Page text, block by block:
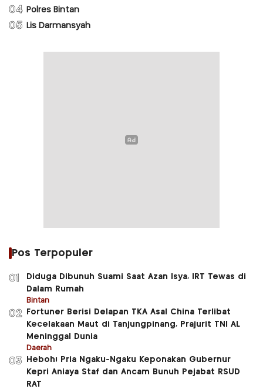
04 Polres Bintan
05 Lis Darmansyah
Pos Terpopuler
01
Diduga Dibunuh Suami Saat Azan Isya, IRT Tewas di
Dalam Rumah
Bintan
02
Fortuner Berisi Delapan TKA Asal China Terlibat
Kecelakaan Maut di Tanjungpinang, Prajurit TNI AL
Meninggal Dunia
Daerah
03
Heboh! Pria Ngaku-Ngaku Keponakan Gubernur
Kepri Aniaya Staf dan Ancam Bunuh Pejabat RSUD
RAT